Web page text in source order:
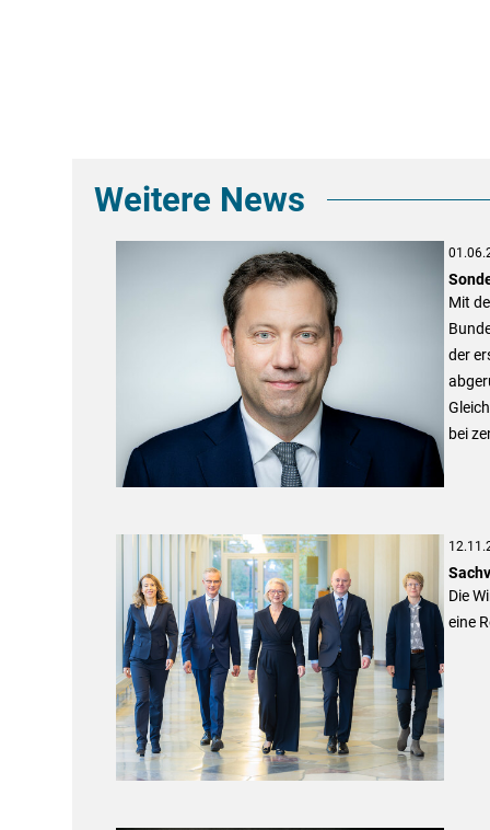
Weitere News
Mit
der
bei
Die
eine